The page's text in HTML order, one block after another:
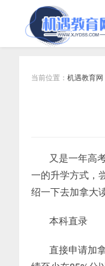
当前位置： 机遇教育网
又是一年高
一的升学方式，
绍一下去加拿大
本科直录
直接申请加